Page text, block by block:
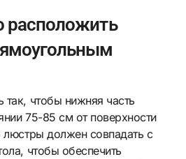
расположить
чтобы нижняя часть
75-85 см от поверхности
люстры должен совпадать с
чтобы обеспечить